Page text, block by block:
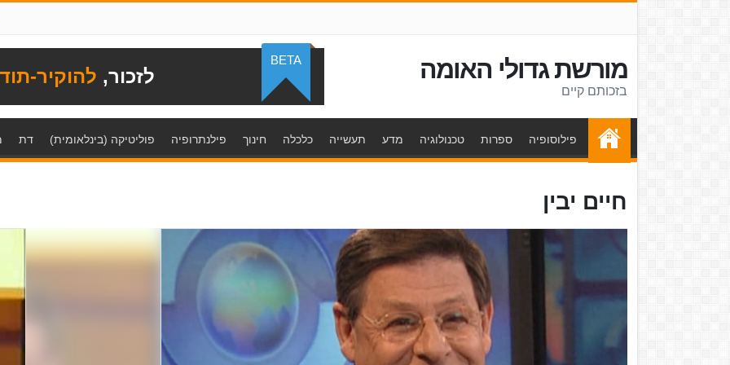
מורשת גדולי האומה
בזכותם קיים
לזכור, להוקיר-
BETA
פילוסופיה ספרות טכנולוגיה מדע תעשייה כלכלה חינוך פילנתרופיה פוליטיקה (בינלאומית) דת
חיים יבין